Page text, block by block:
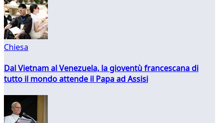
Chiesa
Dal Vietnam al Venezuela, la gioventù francescana di
tutto il mondo attende il Papa ad Assisi